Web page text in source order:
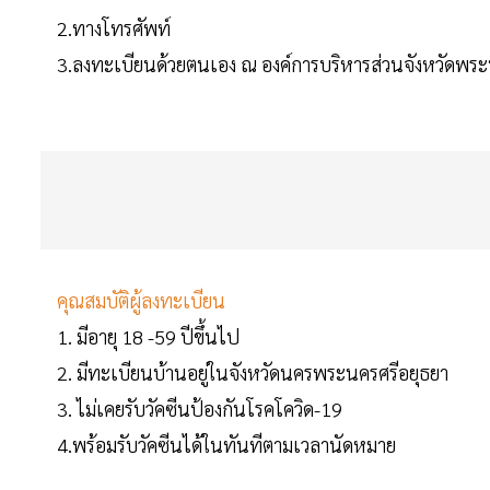
2.ทางโทรศัพท์
3.ลงทะเบียนด้วยตนเอง ณ องค์การบริหารส่วนจังหวัดพร
คุณสมบัติผู้ลงทะเบียน
1. มีอายุ 18 -59 ปีขึ้นไป
2. มีทะเบียนบ้านอยู่ในจังหวัดนครพระนครศรีอยุธยา
3. ไม่เคยรับวัคซีนป้องกันโรคโควิด-19
4.พร้อมรับวัคซีนได้ในทันทีตามเวลานัดหมาย